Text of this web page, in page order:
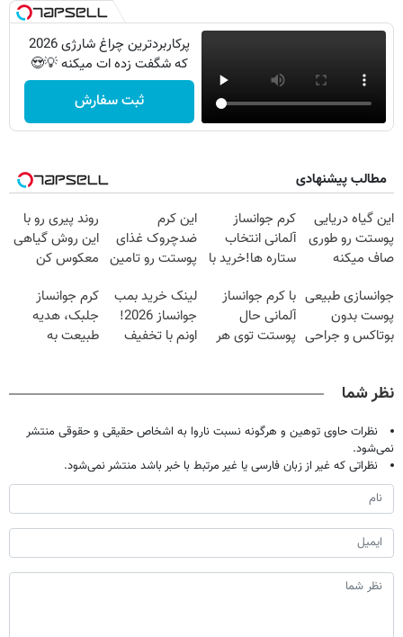
پرکاربردترین چراغ شارژی 2026
که شگفت زده ات میکنه 💡😍
ثبت سفارش
مطالب پیشنهادی
این گیاه دریایی
پوستت رو طوری
صاف میکنه
جوون شدی🔥
لینک خرید
کرم جوانساز
آلمانی انتخاب
ستاره ها!خرید با
این کرم
ضدچروک غذای
پوستت رو تامین
40%تخفیف)
روند پیری رو با
این روش گیاهی
معکوس کن
جوانسازی طبیعی
پوست بدون
بوتاکس و جراحی
با کرم جوانساز
آلمانی حال
پوستت توی هر
لینک خرید بمب
جوانساز 2026!
اونم با تخفیف
کرم جوانساز
جلبک، هدیه
طبیعت به
نظر شما
نظرات حاوی توهین و هرگونه نسبت ناروا به اشخاص حقیقی و حقوقی منتشر
نمی‌شود.
نظراتی که غیر از زبان فارسی یا غیر مرتبط با خبر باشد منتشر نمی‌شود.